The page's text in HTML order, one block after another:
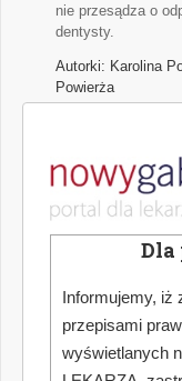
nie przesądza o
dentysty.
Autorki: Karolina
Powierża
Przegląd
Najważniejsze
medycznych z
Autor: Hanna
Jak dokonać
do pracy w
Dla
Informujemy, iż
przepisami
wyświetlanych